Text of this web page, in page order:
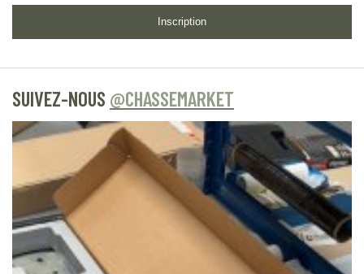
Inscription
SUIVEZ-NOUS @CHASSEMARKET